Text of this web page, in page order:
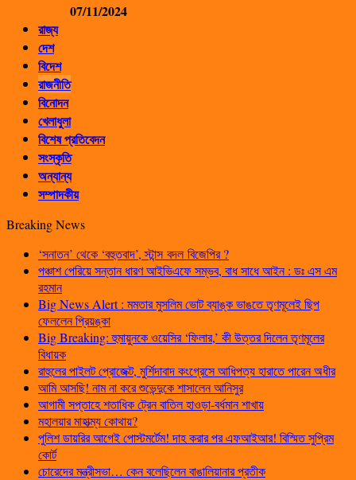
07/11/2024
রাজ্য
দেশ
বিদেশ
রাজনীতি
বিনোদন
খেলাধুলা
বিশেষ প্রতিবেদন
সংস্কৃতি
অন্যান্য
সম্পাদকীয়
Breaking News
‘সনাতন’ থেকে ‘বহুতবাদ’, স্টান্স বদল বিজেপির ?
পঞ্চাশ পেরিয়ে সন্তান ধারণ আইভিএফে সম্ভব, বাধ সাধে আইন : ডঃ এস এম
রহমান
Big News Alert : মমতার মুসলিম ভোট ব্যাঙ্ক ভাঙতে তৃণমূলেই ছিপ
ফেললেন প্রিয়ঙ্কা
Big Breaking: হুমায়ুনকে ওয়েসির ‘ফিলার,’ কী উত্তর দিলেন তৃণমূলের
বিধায়ক
রাহুলের পাইলট প্রোজেক্ট, মুর্শিদাবাদ কংগ্রেসে আধিপত্য হারাতে পারেন অধীর
আমি আসছি! নাম না করে শুভেন্দুকে শাসালেন আনিসুর
আগামী সপ্তাহে শতাধিক ট্রেন বাতিল হাওড়া-বর্ধমান শাখায়
মহালয়ার মাহাত্ম্য কোথায়?
পুলিশ ডায়রির আগেই পোস্টমর্টেম! দাহ করার পর এফআইআর! বিস্মিত সুপ্রিম
কোর্ট
চোরেদের মন্ত্রীসভা… কেন বলেছিলেন বাঙালিয়ানার প্রতীক